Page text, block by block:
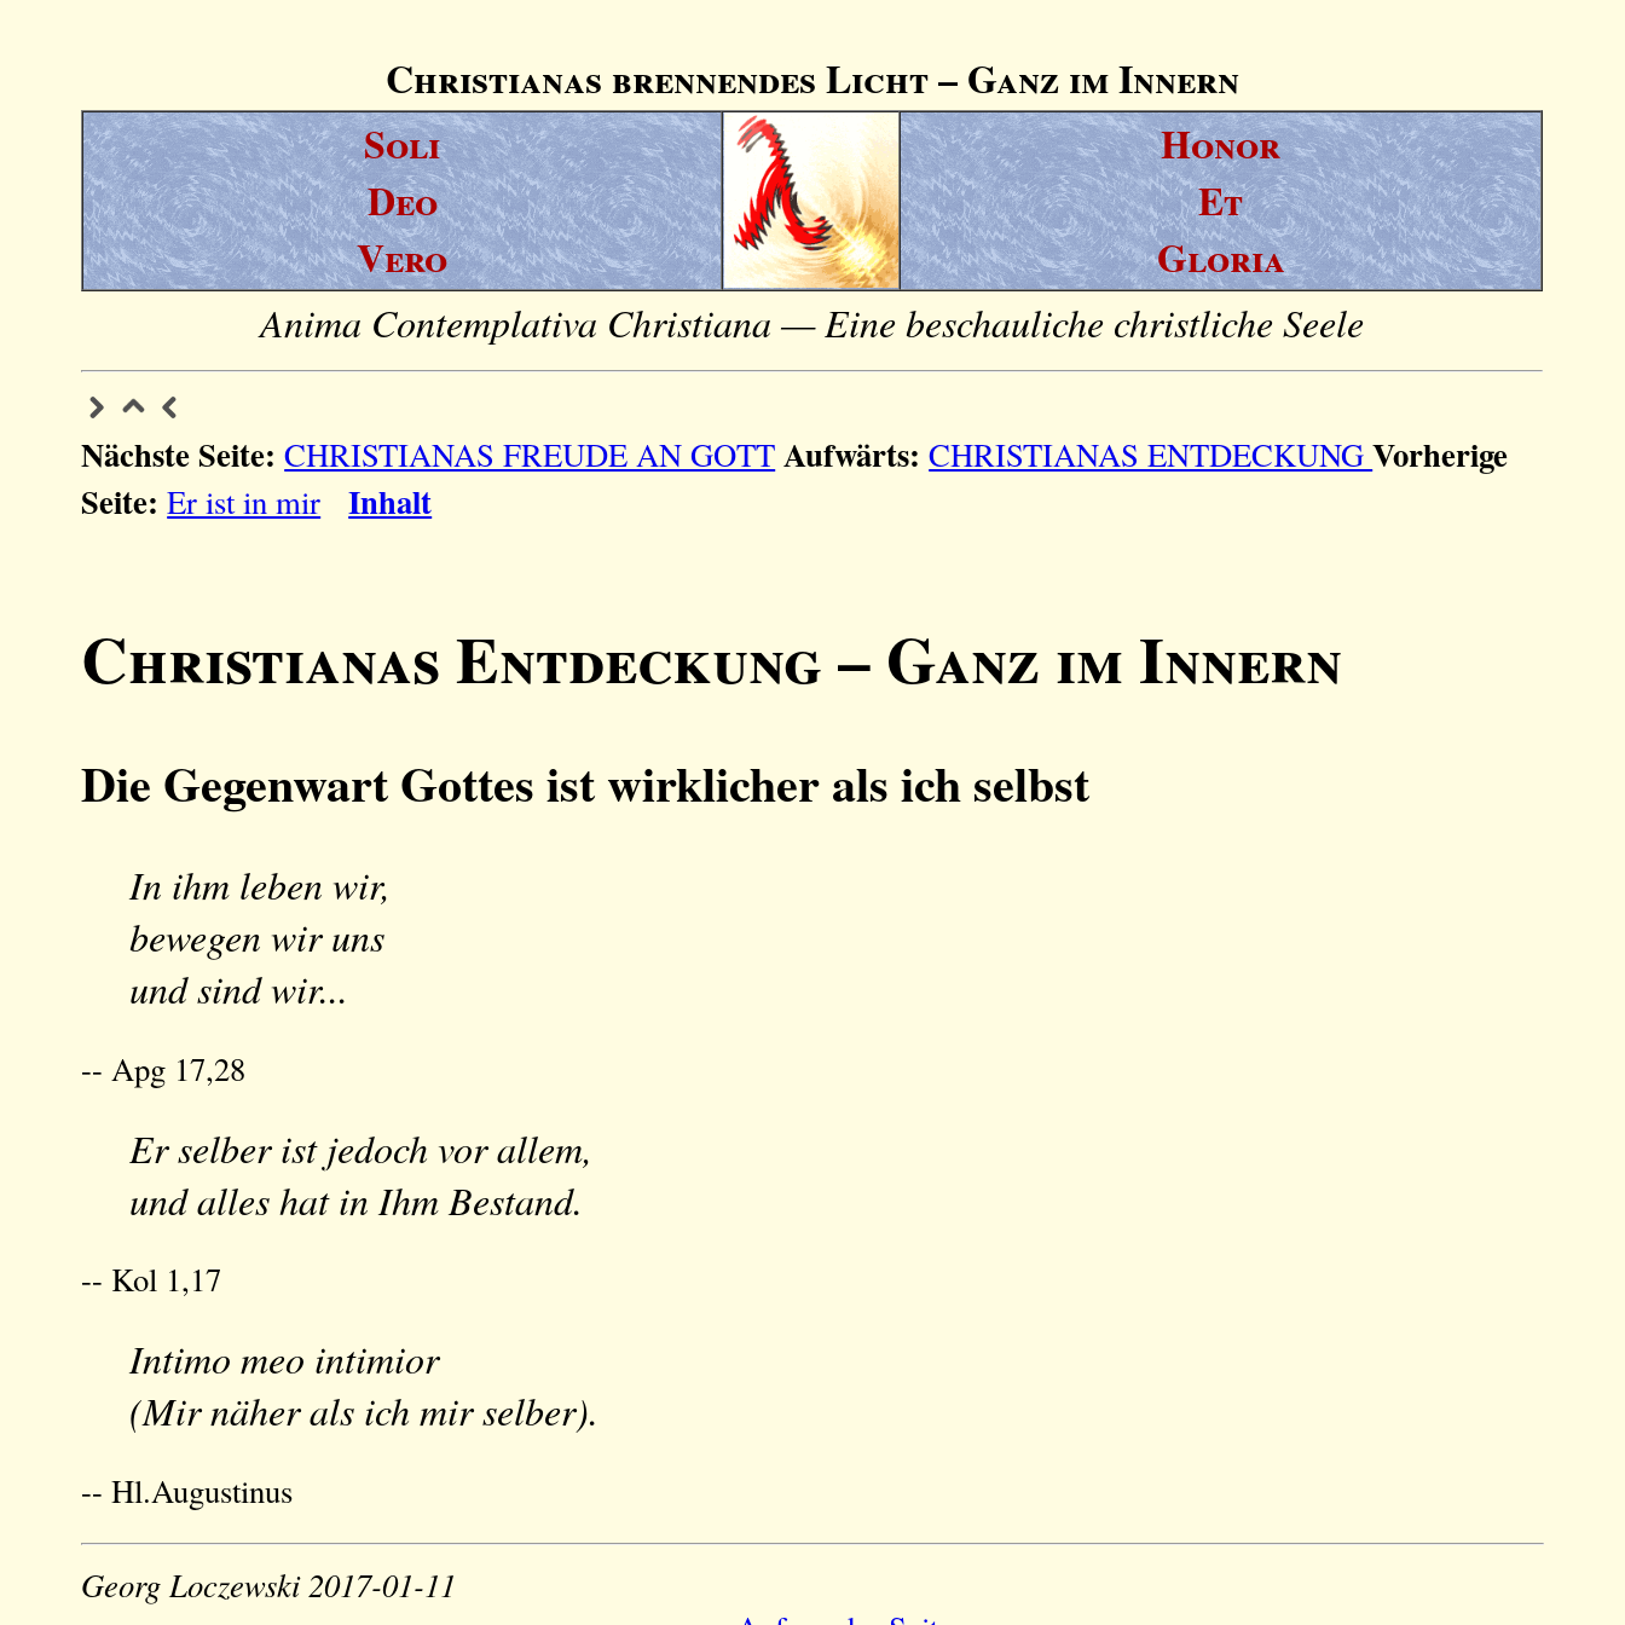
Christianas brennendes Licht – Ganz im Innern
Soli
Deo
Vero
Honor
Et
Gloria
Anima Contemplativa Christiana — Eine beschauliche christliche Seele
Nächste Seite: CHRISTIANAS FREUDE AN GOTT Aufwärts: CHRISTIANAS ENTDECKUNGVorherige
Seite: Er ist in mir Inhalt
Christianas Entdeckung – Ganz im Innern
Die Gegenwart Gottes ist wirklicher als ich selbst
In ihm leben wir,
bewegen wir uns
und sind wir...
-- Apg 17,28
Er selber ist jedoch vor allem,
und alles hat in Ihm Bestand.
-- Kol 1,17
Intimo meo intimior
(Mir näher als ich mir selber).
-- Hl.Augustinus
Georg Loczewski 2017-01-11